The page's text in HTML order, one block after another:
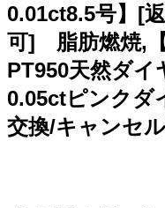
0.01ct8.5号】[
可] 脂肪燃焼,
PT950天然ダ
0.05ctピンクダ
交換/キャンセ